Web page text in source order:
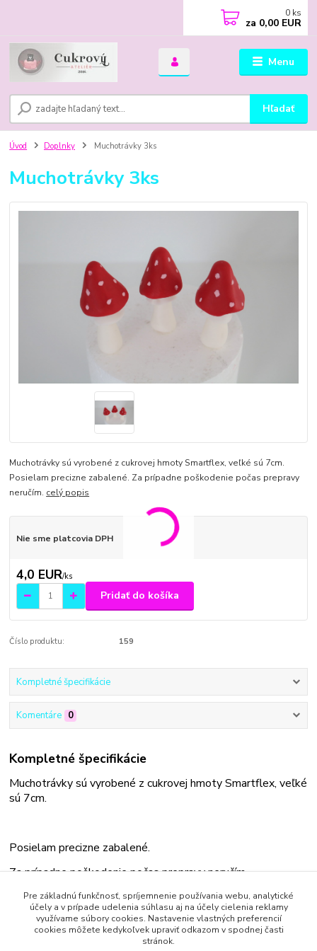
Menu
Hľadať
0 ks
za 0,00 EUR
Úvod Doplnky Muchotrávky 3ks
Muchotrávky 3ks
Muchotrávky sú vyrobené z cukrovej hmoty Smartflex, veľké sú 7cm.
Posielam precizne zabalené. Za prípadne poškodenie počas prepravy
neručím. celý popis
Nie sme platcovia DPH
4,0 EUR/ks
Pridať do košíka
Číslo produktu: 159
Kompletné špecifikácie
Komentáre 0
Kompletné špecifikácie
Muchotrávky sú vyrobené z cukrovej hmoty Smartflex, veľké
sú 7cm.
Posielam precizne zabalené.
Za prípadne poškodenie počas prepravy neručím.
Tovar zaradený v kategóriách
Pre základnú funkčnosť, spríjemnenie používania webu, analytické
účely a v prípade udelenia súhlasu aj na účely cielenia reklamy
využívame súbory cookies. Nastavenie vlastných preferencií
cookies môžete kedykoľvek upraviť odkazom v spodnej časti
stránok.